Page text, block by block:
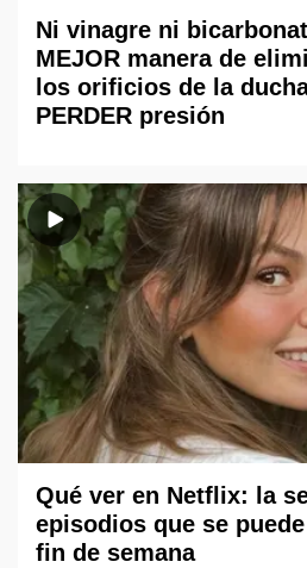
Ni vinagre ni
MEJOR manera de
los orificios de la
PERDER presión
Qué ver en Netflix: la
episodios que se
fin de semana